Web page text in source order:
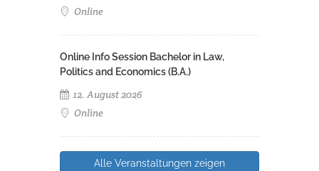
Online
Online Info Session Bachelor in Law,
Politics and Economics (B.A.)
12. August 2026
Online
Alle Veranstaltungen zeigen